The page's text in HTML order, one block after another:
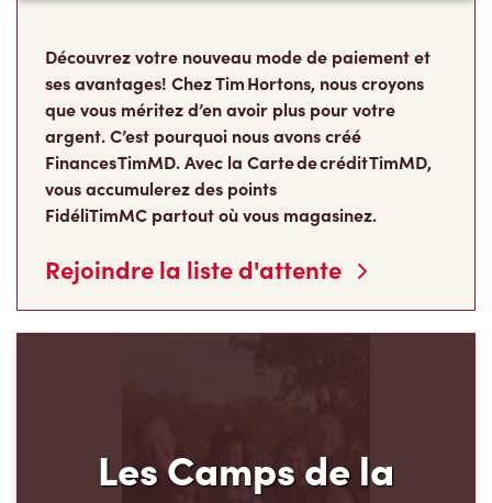
Découvrez votre nouveau mode de paiement et
ses avantages! Chez Tim Hortons, nous croyons
que vous méritez d’en avoir plus pour votre
argent. C’est pourquoi nous avons créé
Finances TimMD. Avec la Carte de crédit TimMD,
vous accumulerez des points
FidéliTimMC partout où vous magasinez.
Rejoindre la liste d'attente
Les Camps de la